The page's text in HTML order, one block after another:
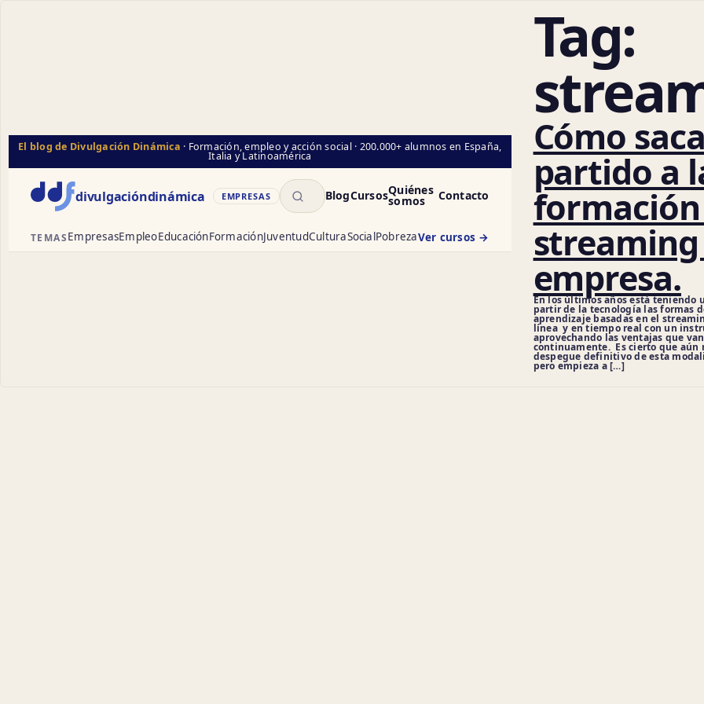
El blog de Divulgación Dinámica · Formación, empleo y acción social · 200.000+ alumnos en España,
Italia y Latinoamérica
divulgacióndinámica EMPRESAS
Buscar
BlogCursosQuiénes
somos Contacto
TEMASEmpresasEmpleoEducaciónFormaciónJuventudCulturaSocialPobrezaVer cursos →
Tag:
Cómo
partido a
empresa.
En los últimos años está teniendo
partir de la tecnología las formas
aprendizaje basadas en el
línea y en tiempo real con un
aprovechando las ventajas que
continuamente. Es cierto que aún
despegue definitivo de esta
pero empieza a […]